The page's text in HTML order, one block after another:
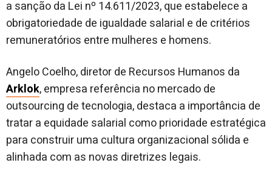
a sanção da Lei nº 14.611/2023, que estabelece a
obrigatoriedade de igualdade salarial e de critérios
remuneratórios entre mulheres e homens.
Angelo Coelho, diretor de Recursos Humanos da
Arklok, empresa referência no mercado de
outsourcing de tecnologia, destaca a importância de
tratar a equidade salarial como prioridade estratégica
para construir uma cultura organizacional sólida e
alinhada com as novas diretrizes legais.